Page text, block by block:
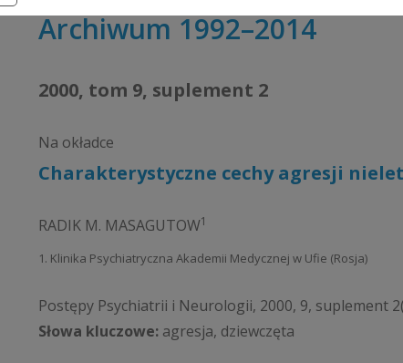
Archiwum 1992–2014
2000, tom 9, suplement 2
Na okładce
Charakterystyczne cechy agresji
RADIK M. MASAGUTOW1
1. Klinika Psychiatryczna Akademii Medycznej w Ufie (Rosja)
Postępy Psychiatrii i Neurologii, 2000, 9, suplement
Słowa kluczowe: agresja, dziewczęta